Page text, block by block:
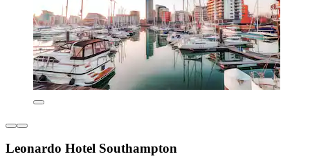
Leonardo Hotel Southampton